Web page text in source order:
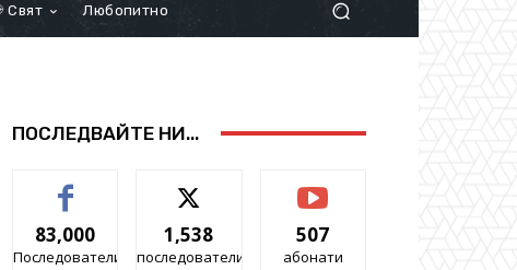
Свят Любопитно
ПОСЛЕДВАЙТЕ НИ...
83,000
Последователи
1,538
последователи
507
абонати